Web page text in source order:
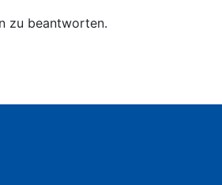
zu beantworten.